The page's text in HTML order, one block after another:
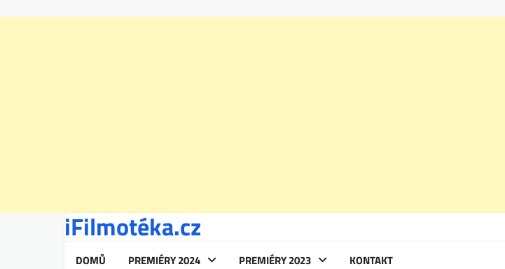
iFilmotéka.cz
DOMŮ PREMIÉRY 2024 PREMIÉRY 2023 KONTAKT